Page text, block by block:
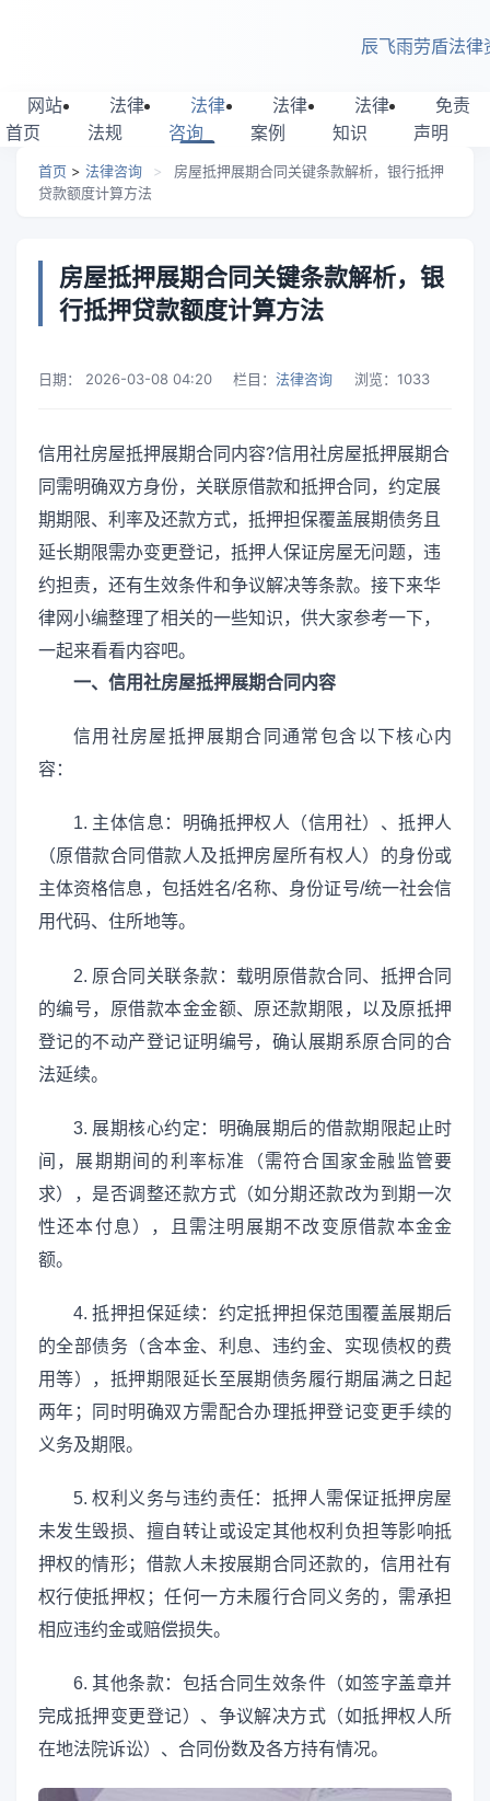
辰飞雨劳盾法律
网站
首页
法律
法规
法律
咨询
法律
案例
法律
知识
免责
声明
首页 > 法律咨询 >
房屋抵押展期合同关键条款解析，银行抵押
贷款额度计算方法
房屋抵押展期合同关键条款解析，银
行抵押贷款额度计算方法
日期： 2026-03-08 04:20 栏目： 法律咨询 浏览： 1033
信用社房屋抵押展期合同内容?信用社房屋抵押展期合
同需明确双方身份，关联原借款和抵押合同，约定展
期期限、利率及还款方式，抵押担保覆盖展期债务且
延长期限需办变更登记，抵押人保证房屋无问题，违
约担责，还有生效条件和争议解决等条款。接下来华
律网小编整理了相关的一些知识，供大家参考一下，
一起来看看内容吧。
一、信用社房屋抵押展期合同内容
信用社房屋抵押展期合同通常包含以下核心内
容：
1. 主体信息：明确抵押权人（信用社）、抵押人
（原借款合同借款人及抵押房屋所有权人）的身份或
主体资格信息，包括姓名/名称、身份证号/统一社会信
用代码、住所地等。
2. 原合同关联条款：载明原借款合同、抵押合同
的编号，原借款本金金额、原还款期限，以及原抵押
登记的不动产登记证明编号，确认展期系原合同的合
法延续。
3. 展期核心约定：明确展期后的借款期限起止时
间，展期期间的利率标准（需符合国家金融监管要
求），是否调整还款方式（如分期还款改为到期一次
性还本付息），且需注明展期不改变原借款本金金
额。
4. 抵押担保延续：约定抵押担保范围覆盖展期后
的全部债务（含本金、利息、违约金、实现债权的费
用等），抵押期限延长至展期债务履行期届满之日起
两年；同时明确双方需配合办理抵押登记变更手续的
义务及期限。
5. 权利义务与违约责任：抵押人需保证抵押房屋
未发生毁损、擅自转让或设定其他权利负担等影响抵
押权的情形；借款人未按展期合同还款的，信用社有
权行使抵押权；任何一方未履行合同义务的，需承担
相应违约金或赔偿损失。
6. 其他条款：包括合同生效条件（如签字盖章并
完成抵押变更登记）、争议解决方式（如抵押权人所
在地法院诉讼）、合同份数及各方持有情况。